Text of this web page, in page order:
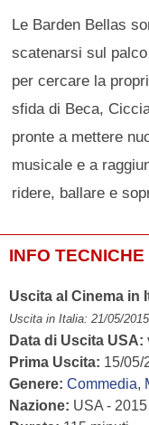
Le Barden Bellas
scatenarsi sul
per cercare la
sfida di Beca,
pronte a mettere
musicale e a
ridere, ballare e
INFO
Uscita al Cinema in
Uscita in Italia: 21/05/2015
Data di Uscita USA:
Prima Uscita: 15/05/
Genere: Commedia,
Nazione: USA - 2015